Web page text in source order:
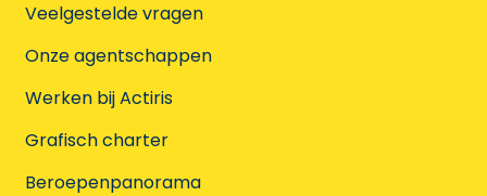
Veelgestelde vragen
Onze agentschappen
Werken bij Actiris
Grafisch charter
Beroepenpanorama